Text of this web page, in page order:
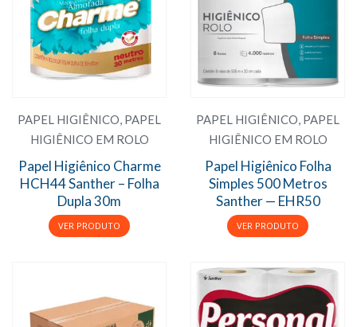
PAPEL HIGIÊNICO, PAPEL
HIGIÊNICO EM ROLO
Papel Higiênico Charme
HCH44 Santher – Folha
Dupla 30m
PAPEL HIGIÊNICO, PAPEL
HIGIÊNICO EM ROLO
Papel Higiênico Folha
Simples 500 Metros
Santher — EHR50